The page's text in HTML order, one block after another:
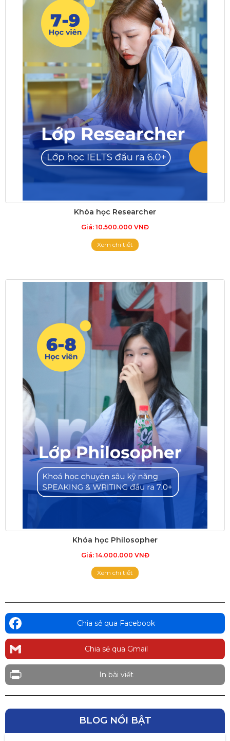
Khóa học Researcher
Giá: 10.500.000 VNĐ
Xem chi tiết
Khóa học Philosopher
Giá: 14.000.000 VNĐ
Xem chi tiết
Chia sẻ qua Facebook
Chia sẻ qua Gmail
In bài viết
BLOG NỔI BẬT